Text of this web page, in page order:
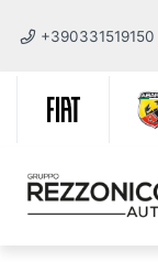
+390331519150